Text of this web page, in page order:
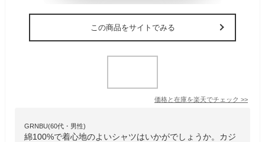
この商品をサイトでみる
価格と在庫を楽天でチェック >>
GRNBU(60代・男性)
綿100%で着心地のよいシャツはいかがでしょうか。カジ